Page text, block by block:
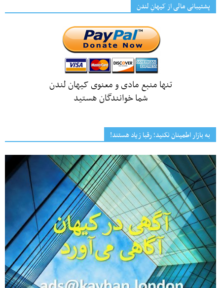
پشتیبانی مالی از کیهانِ لندن
تنها منبع مادی و معنوی کیهان لندن
شما خوانندگان هستید
به بازار اطمینان نکنید؛ رقبا زیاد هستند!